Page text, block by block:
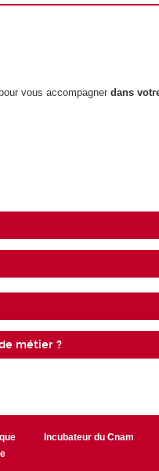
vous accompagner dans
métier ?
Incubateur du Cnam